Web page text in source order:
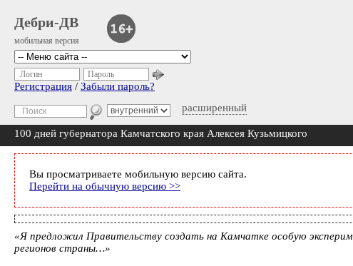
Дебри-ДВ
мобильная версия
расширенный
Логин Пароль
Регистрация / Забыли пароль?
100 дней губернатора Камчатского края Алексея Кузьмицкого
Вы просматриваете мобильную версию сайта.
Перейти на обычную версию >>
«Я предложил Правительству создать на Камчатке особую
регионов страны…»